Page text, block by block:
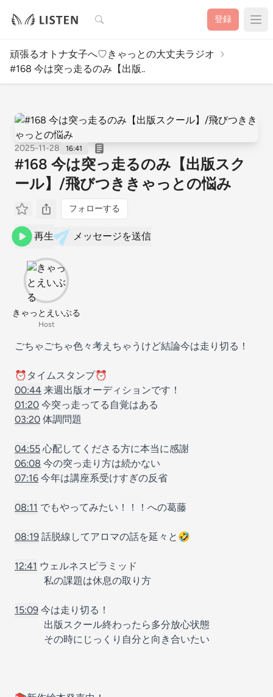
検索 登録
頑張るオトナ女子へ♡きゃっとの大丈夫ラジオ
#168 今は突っ走るのみ【出版..
2025-11-28 16:41
#168 今は突っ走るのみ【出版スク
ール】/飛びつききゃっとの悩み
フォローする
再生 メッセージを送信
きゃっとえいぶる
Host
ごちゃごちゃ色々考えちゃうけど結論今は走り切る！
⏰タイムスタンプ⏰
00:44 来週出版オーディションです！
01:20 今突っ走ってる自覚はある
03:20 体調問題
04:55 心配してくださる方に本当に感謝
06:08 今の突っ走り方は続かない
07:16 今年は講座系受けすぎの反省
08:11 でもやってみたい！！！への葛藤
08:19 話脱線してアロマの話を延々と🤣
12:41 ウェルネスピラミッド
私の課題は休息の取り方
15:09 今は走り切る！
出版スクール終わったら多分放心状態
その時にじっくり自分と向き合いたい